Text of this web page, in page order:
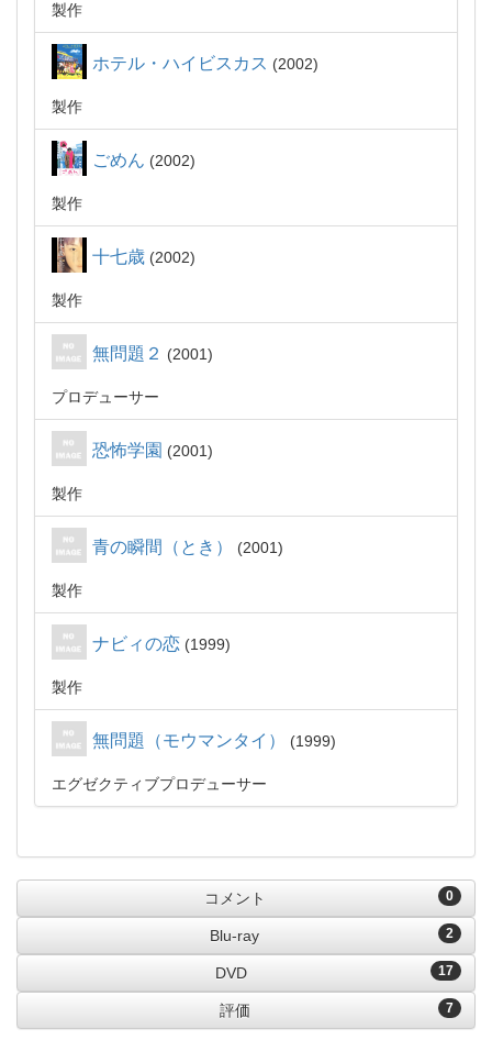
製作
ホテル・ハイビスカス 2002
製作
ごめん 2002
製作
十七歳 2002
製作
無問題２ 2001
プロデューサー
恐怖学園 2001
製作
青の瞬間（とき） 2001
製作
ナビィの恋 1999
製作
無問題（モウマンタイ） 1999
エグゼクティブプロデューサー
0
コメント
2
Blu-ray
17
DVD
7
評価